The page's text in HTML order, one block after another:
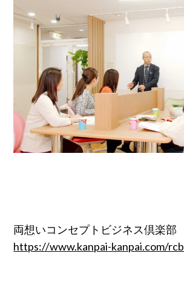
両想いコンセプトビジネス倶楽部
https://www.kanpai-kanpai.com/